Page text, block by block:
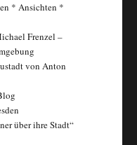
* Ansichten *
Frenzel –
von Anton
über ihre Stadt“